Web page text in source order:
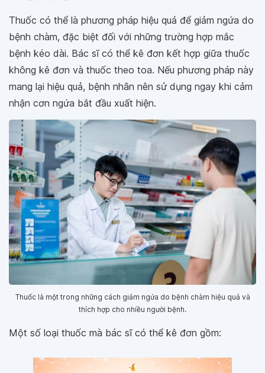
Thuốc có thể là phương pháp hiệu quả để giảm ngứa do
bệnh chàm, đặc biệt đối với những trường hợp mắc
bệnh kéo dài. Bác sĩ có thể kê đơn kết hợp giữa thuốc
không kê đơn và thuốc theo toa. Nếu phương pháp này
mang lại hiệu quả, bệnh nhân nên sử dụng ngay khi cảm
nhận cơn ngứa bắt đầu xuất hiện.
Thuốc là một trong những cách giảm ngứa do bệnh chàm hiệu quả và
thích hợp cho nhiều người bệnh.
Một số loại thuốc mà bác sĩ có thể kê đơn gồm: